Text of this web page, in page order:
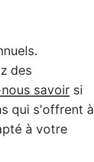
des
savoirsi
qui s'offrent à
à votre